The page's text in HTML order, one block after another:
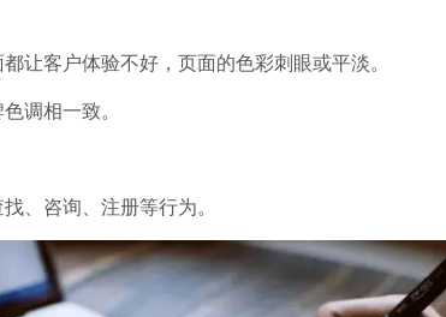
让客户体验不好，页面的色彩刺眼或平淡。
调相一致。
、咨询、注册等行为。